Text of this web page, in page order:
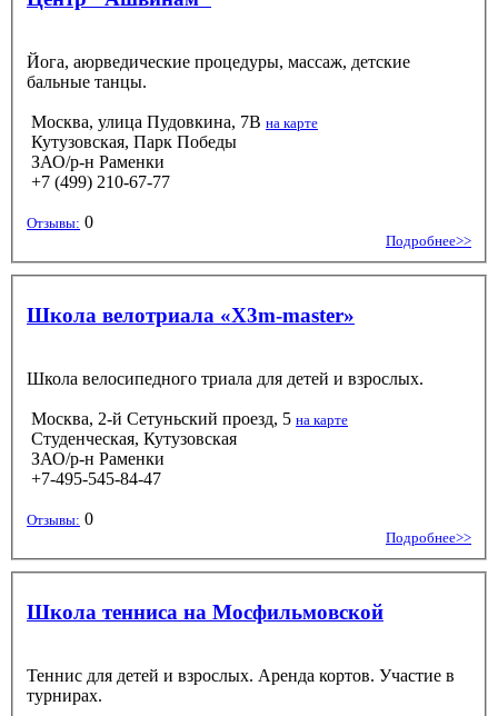
Йога, аюрведические процедуры, массаж, детские
бальные танцы.
Москва, улица Пудовкина, 7В на карте
Кутузовская, Парк Победы
ЗАО/р-н Раменки
+7 (499) 210-67-77
Отзывы: 0
Подробнее>>
Школа велотриала «X3m-master»
Школа велосипедного триала для детей и взрослых.
Москва, 2-й Сетуньский проезд, 5 на карте
Студенческая, Кутузовская
ЗАО/р-н Раменки
+7-495-545-84-47
Отзывы: 0
Подробнее>>
Школа тенниса на Мосфильмовской
Теннис для детей и взрослых. Аренда кортов. Участие в
турнирах.